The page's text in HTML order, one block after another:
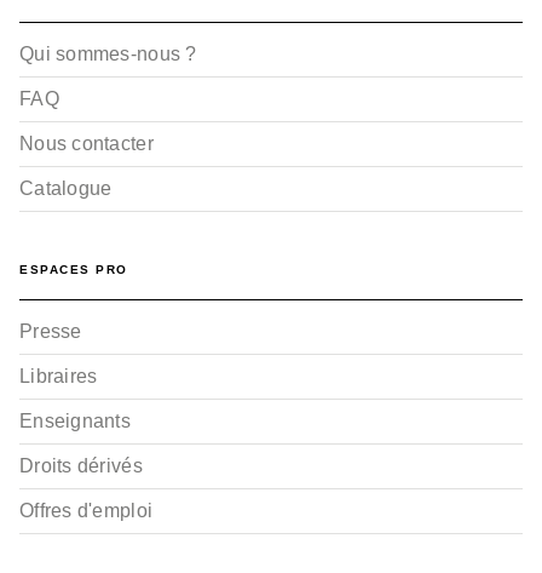
Qui sommes-nous ?
FAQ
Nous contacter
Catalogue
ESPACES PRO
Presse
Libraires
Enseignants
Droits dérivés
Offres d'emploi